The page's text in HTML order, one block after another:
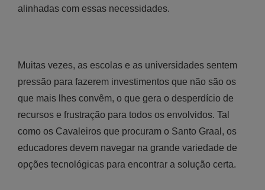
alinhadas com essas necessidades.
Muitas vezes, as escolas e as universidades sentem
pressão para fazerem investimentos que não são os
que mais lhes convêm, o que gera o desperdício de
recursos e frustração para todos os envolvidos. Tal
como os Cavaleiros que procuram o Santo Graal, os
educadores devem navegar na grande variedade de
opções tecnológicas para encontrar a solução certa.